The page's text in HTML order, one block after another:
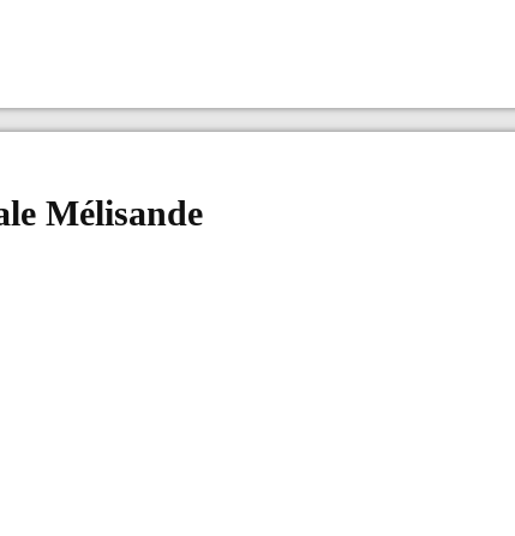
Mélisande